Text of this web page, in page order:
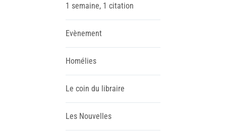
1 semaine, 1 citation
Evènement
Homélies
Le coin du libraire
Les Nouvelles